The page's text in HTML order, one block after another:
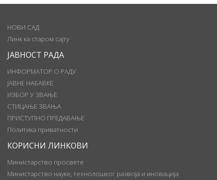
НОВИ САД
Линк ка старом сајту
ЈАВНОСТ РАДА
ИНФОРМАТОР О РАДУ
ЈАВНЕ НАБАВКЕ
ИЗБОР У ЗВАЊЕ
СТИЦАЊЕ ЗВАЊА
ПРИСТУПНО ПРЕДАВАЊЕ
Политика приватности
КОРИСНИ ЛИНКОВИ
Министарство просвете
Министарство науке, технолошког развоја и иновација